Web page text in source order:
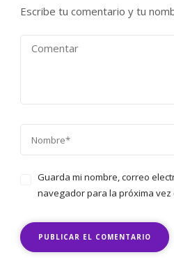
Escribe tu comentario y tu
Guarda mi nombre, correo
navegador para la próxima vez